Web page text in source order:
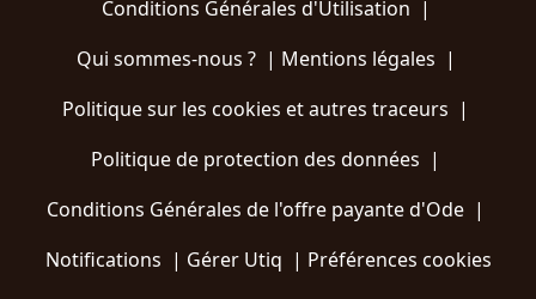
Conditions Générales d'Utilisation |
Qui sommes-nous ?| Mentions légales |
Politique sur les cookies et autres traceurs |
Politique de protection des données |
Conditions Générales de l'offre payante d'Ode |
Notifications | Gérer Utiq | Préférences cookies